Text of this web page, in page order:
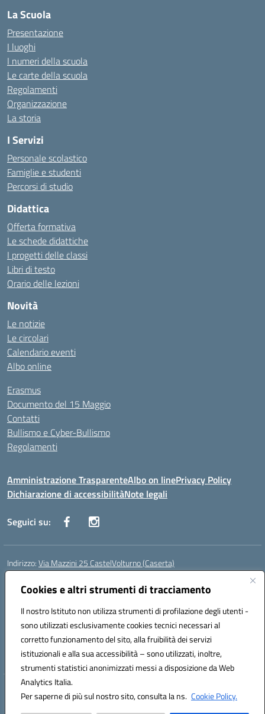
Cookies e altri strumenti di tracciamento
Il nostro Istituto non utilizza strumenti di profilazione degli utenti -
sono utilizzati esclusivamente cookies tecnici necessari al
corretto funzionamento del sito, alla fruibilità dei servizi
istituzionali e alla sua accessibilità – sono utilizzati, inoltre,
strumenti statistici anonimizzati messi a disposizione da Web
Analytics Italia.
Per saperne di più sul nostro sito, consulta la ns. Cookie Policy.
La Scuola
Presentazione
I luoghi
I numeri della scuola
Le carte della scuola
Regolamenti
Organizzazione
La storia
I Servizi
Personale scolastico
Famiglie e studenti
Percorsi di studio
Didattica
Offerta formativa
Le schede didattiche
I progetti delle classi
Libri di testo
Orario delle lezioni
Novità
Le notizie
Le circolari
Calendario eventi
Albo online
Erasmus
Documento del 15 Maggio
Contatti
Bullismo e Cyber-Bullismo
Regolamenti
Amministrazione TrasparenteAlbo on linePrivacy Policy
Dichiarazione di accessibilitàNote legali
Seguici su:
Indirizzo:Via Mazzini 25 CastelVolturno (Caserta)
Centralino:
Posta elettronica certificata (PEC):ceis014005@pec.istruzione.it
Codice fiscale: 93063510619
Codice meccanografico:CEIS014005
Codice Indice delle Pubbliche Amministrazioni (IPA): istsc_ceis014005
Codice unico di fatturazione (CUF): UOU8EW
Hosting & Powered by 3D Solution S.r.l.
Concept & Design by Designers Italia